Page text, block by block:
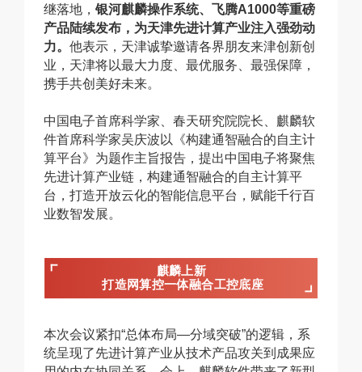
继落地， 银河麒麟操作系统、飞腾A1000等重磅
产品陆续发布，为天津先进计算产业注入强劲动
力。 他表示，天津诚挚邀请各界朋友来津创新创
业，天津将以最大力度、最优服务、最强保障，
携手共创美好未来。
中国电子首席科学家、春天研究院院长、麒麟软
件首席科学家吴庆波以《构建通智融合的自主计
算平台》为题作主旨报告，提出中国电子将聚焦
先进计算产业链，构建通智融合的自主计算平
台，打造开放云化的智能信息平台，赋能千行百
业数智发展。
麒麟上新
打造网算控一体融合工控底座
本次会议紧扣“总体布局—分域突破”的逻辑，系
统呈现了先进计算产业从技术产品攻关到成果应